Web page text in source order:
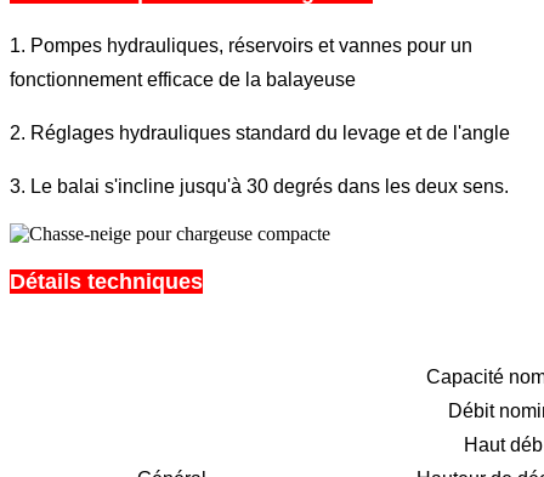
1. Pompes hydrauliques, réservoirs et vannes pour un
fonctionnement efficace de la balayeuse
2. Réglages hydrauliques standard du levage et de l'angle
3. Le balai s'incline jusqu'à 30 degrés dans les deux sens.
Détails techniques
Capacité
Débit
Haut